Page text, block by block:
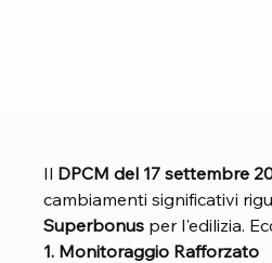
Il DPCM del 17 settembre
cambiamenti significativi
Superbonus per l'edilizia.
1. Monitoraggio Rafforzato